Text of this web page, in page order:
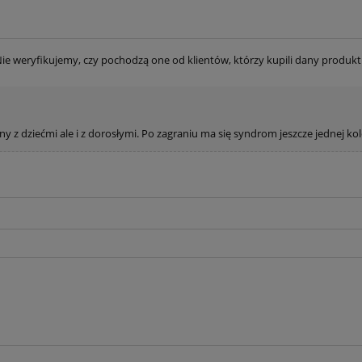
weryfikujemy, czy pochodzą one od klientów, którzy kupili dany
z dziećmi ale i z dorosłymi. Po zagraniu ma się syndrom jeszcze jednej